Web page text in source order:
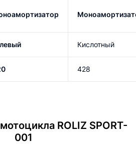
Кислотный
428
ROLIZ SPORT-
001